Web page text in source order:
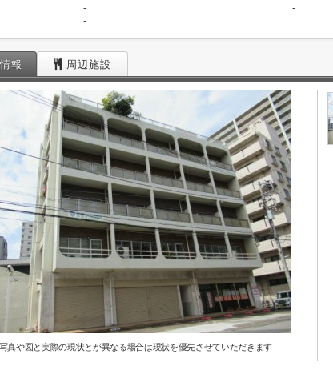
-
-
-
報 周辺施設
真や図と実際の現状とが異なる場合は現状を優先させていただきます